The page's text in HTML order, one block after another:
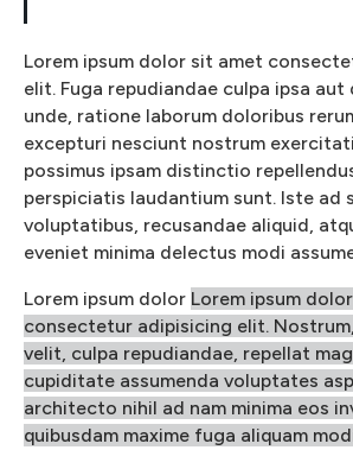
Lorem ipsum dolor sit amet
elit. Fuga repudiandae culpa ipsa
unde, ratione laborum doloribus
excepturi nesciunt nostrum
possimus ipsam distinctio
perspiciatis laudantium sunt. Iste ad
voluptatibus, recusandae aliquid,
eveniet minima delectus modi
Lorem ipsum dolor Lorem ipsum
consectetur adipisicing elit.
velit, culpa repudiandae, repellat
cupiditate assumenda voluptates
architecto nihil ad nam minima eos
quibusdam maxime fuga aliquam